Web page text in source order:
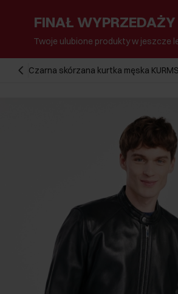
FINAŁ
Twoje ulubione produkty w jeszcze
Czarna skórzana kurtka męska